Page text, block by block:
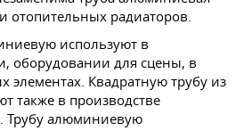
отопительных радиаторов.
используют в
оборудовании для сцены, в
элементах. Квадратную трубу из
также в производстве
Трубу алюминиевую